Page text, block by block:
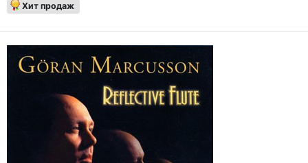
Хит продаж